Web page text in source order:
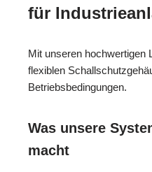
für
Mit unseren hochwertigen
flexiblen
Betriebsbedingungen.
Was unsere
macht